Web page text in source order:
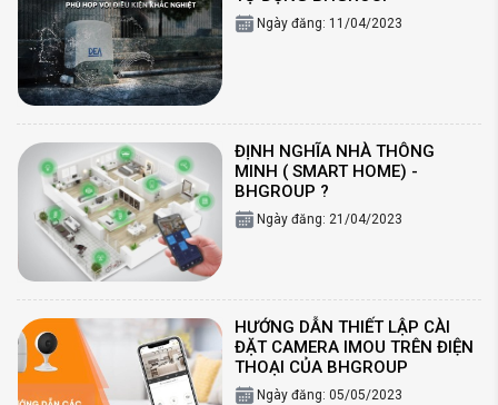
Ngày đăng: 11/04/2023
ĐỊNH NGHĨA NHÀ THÔNG
MINH ( SMART HOME) -
BHGROUP ?
Ngày đăng: 21/04/2023
HƯỚNG DẪN THIẾT LẬP CÀI
ĐẶT CAMERA IMOU TRÊN ĐIỆN
THOẠI CỦA BHGROUP
Ngày đăng: 05/05/2023